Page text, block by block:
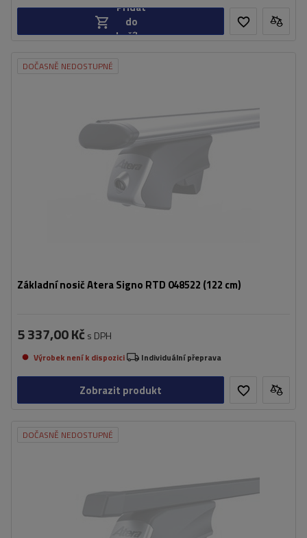
Přidat
do
košíku
DOČASNĚ NEDOSTUPNÉ
Základní nosič Atera Signo RTD 048522 (122 cm)
5 337,00 Kč s DPH
Výrobek není k dispozici Individuální přeprava
Zobrazit produkt
DOČASNĚ NEDOSTUPNÉ